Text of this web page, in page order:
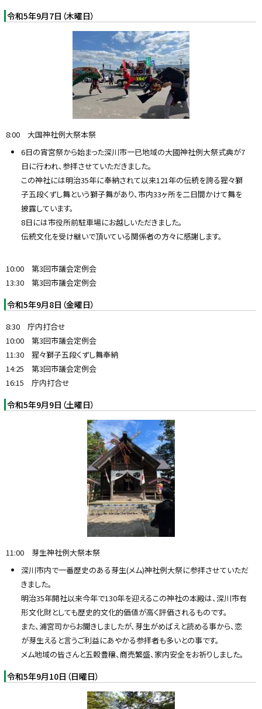
令和5年9月7日（木曜日）
8:00 大国神社例大祭本祭
6日の宵宮祭から始まった深川市一已地域の大國神社例大祭式典が7
日に行われ、参拝させていただきました。
この神社には明治35年に奉納されて以来121年の伝統を誇る猩々獅
子五段くずし舞という獅子舞があり、市内33ヶ所を二日間かけて舞を
披露しています。
8日には市役所前駐車場にお越しいただきました。
伝統文化を受け継いで頂いている関係者の方々に感謝します。
10:00 第3回市議会定例会
13:30 第3回市議会定例会
令和5年9月8日（金曜日）
8:30 庁内打合せ
10:00 第3回市議会定例会
11:30 猩々獅子五段くずし舞奉納
14:25 第3回市議会定例会
16:15 庁内打合せ
令和5年9月9日（土曜日）
11:00 芽生神社例大祭本祭
深川市内で一番歴史のある芽生(メム)神社例大祭に参拝させていただ
きました。
明治35年開社以来今年で130年を迎えるこの神社の本殿は、深川市有
形文化財としても歴史的文化的価値が高く評価されるものです。
また、浦宮司からお聞きしましたが、芽生がめばえと読める事から、恋
が芽生えると言うご利益にあやかる参拝者も多いとの事です。
メム地域の皆さんと五穀豊穣、商売繁盛、家内安全をお祈りしました。
令和5年9月10日（日曜日）